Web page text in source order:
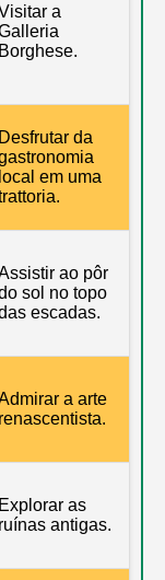
a
Borghese.
Desfrutar da
local em uma
ao pôr
sol no topo
escadas.
a arte
renascentista.
Explorar as
ruínas antigas.